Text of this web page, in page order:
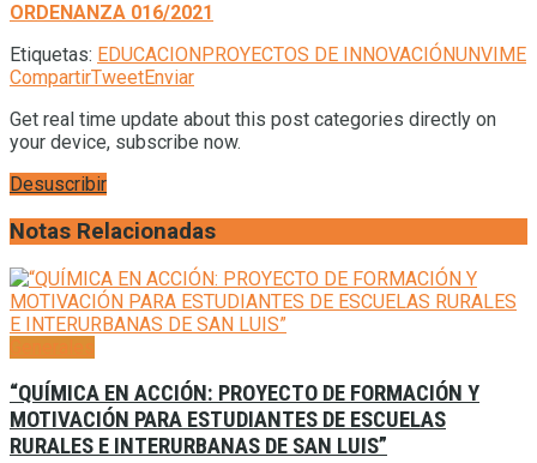
ORDENANZA 016/2021
Etiquetas: EDUCACION PROYECTOS DE INNOVACIÓNUNVIME
CompartirTweetEnviar
Get real time update about this post categories directly on
your device, subscribe now.
Desuscribir
Notas Relacionadas
“QUÍMICA EN ACCIÓN: PROYECTO DE FORMACIÓN Y
MOTIVACIÓN PARA ESTUDIANTES DE ESCUELAS
RURALES E INTERURBANAS DE SAN LUIS”